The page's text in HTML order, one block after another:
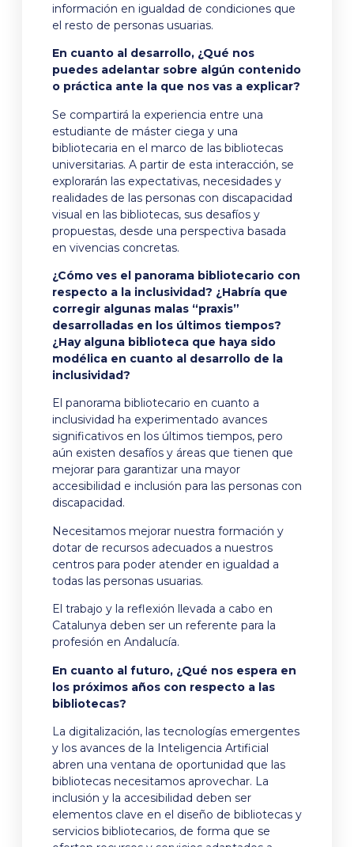
información en igualdad de condiciones que
el resto de personas usuarias.
En cuanto al desarrollo, ¿Qué nos
puedes adelantar sobre algún contenido
o práctica ante la que nos vas a explicar?
Se compartirá la experiencia entre una
estudiante de máster ciega y una
bibliotecaria en el marco de las bibliotecas
universitarias. A partir de esta interacción, se
explorarán las expectativas, necesidades y
realidades de las personas con discapacidad
visual en las bibliotecas, sus desafíos y
propuestas, desde una perspectiva basada
en vivencias concretas.
¿Cómo ves el panorama bibliotecario con
respecto a la inclusividad? ¿Habría que
corregir algunas malas “praxis”
desarrolladas en los últimos tiempos?
¿Hay alguna biblioteca que haya sido
modélica en cuanto al desarrollo de la
inclusividad?
El panorama bibliotecario en cuanto a
inclusividad ha experimentado avances
significativos en los últimos tiempos, pero
aún existen desafíos y áreas que tienen que
mejorar para garantizar una mayor
accesibilidad e inclusión para las personas con
discapacidad.
Necesitamos mejorar nuestra formación y
dotar de recursos adecuados a nuestros
centros para poder atender en igualdad a
todas las personas usuarias.
El trabajo y la reflexión llevada a cabo en
Catalunya deben ser un referente para la
profesión en Andalucía.
En cuanto al futuro, ¿Qué nos espera en
los próximos años con respecto a las
bibliotecas?
La digitalización, las tecnologías emergentes
y los avances de la Inteligencia Artificial
abren una ventana de oportunidad que las
bibliotecas necesitamos aprovechar. La
inclusión y la accesibilidad deben ser
elementos clave en el diseño de bibliotecas y
servicios bibliotecarios, de forma que se